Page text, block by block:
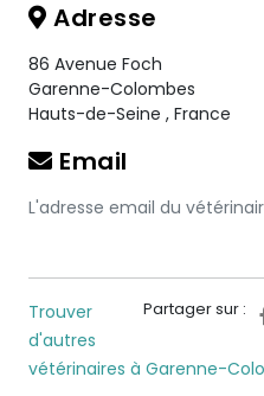
Adresse
86 Avenue Foch
Garenne-Colombes
Hauts-de-Seine , France
Email
L'adresse email du
Partager sur :
Trouver
d'autres
vétérinaires à Garenne-